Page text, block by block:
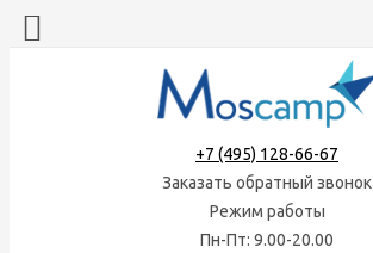
+7 (495) 128-66-67
Заказать обратный звонок
Режим работы
Пн-Пт: 9.00-20.00